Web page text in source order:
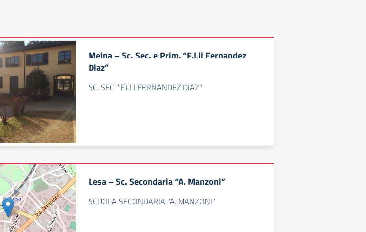
Meina – Sc. Sec. e Prim. “F.Lli Fernandez
Diaz”
SC. SEC. "F.LLI FERNANDEZ DIAZ"
Lesa – Sc. Secondaria “A. Manzoni”
SCUOLA SECONDARIA "A. MANZONI"